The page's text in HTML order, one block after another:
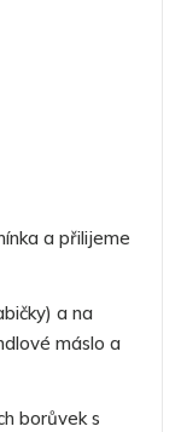
a přilijeme
a na
máslo a
borůvek s